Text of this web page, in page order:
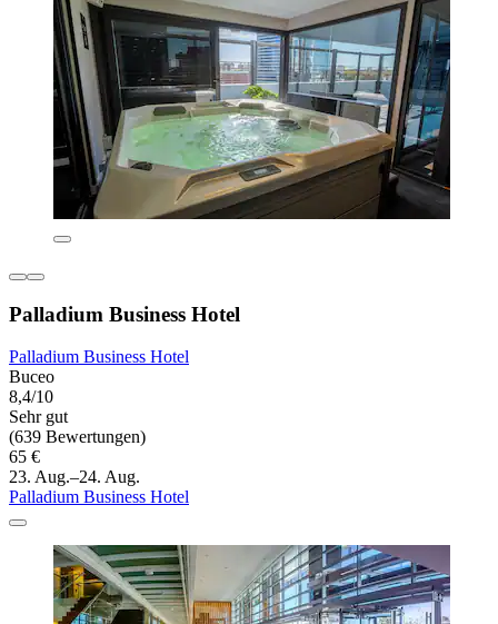
Palladium Business Hotel
Palladium Business Hotel
Buceo
8,4/10
Sehr gut
(639 Bewertungen)
65 €
23. Aug.–24. Aug.
Palladium Business Hotel